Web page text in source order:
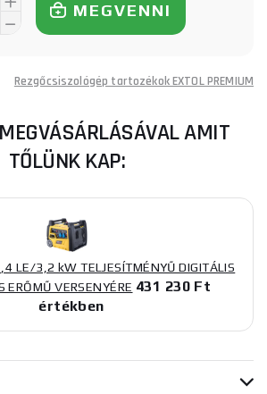
MEGVENNI
Rezgőcsiszológép tartozékok EXTOL PREMIUM
AMIT
TŐLÜNK KAP:
LE/3,2 kW TELJESÍTMÉNYŰ DIGITÁLIS
ERŐMŰ VERSENYÉRE 431 230 Ft
értékben